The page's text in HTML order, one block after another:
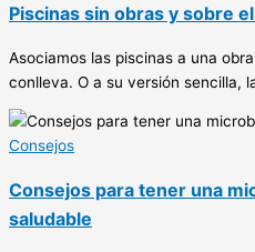
Piscinas sin obras y sobre
Asociamos las piscinas a una
conlleva. O a su versión sencilla,
Consejos
Consejos para tener una
saludable